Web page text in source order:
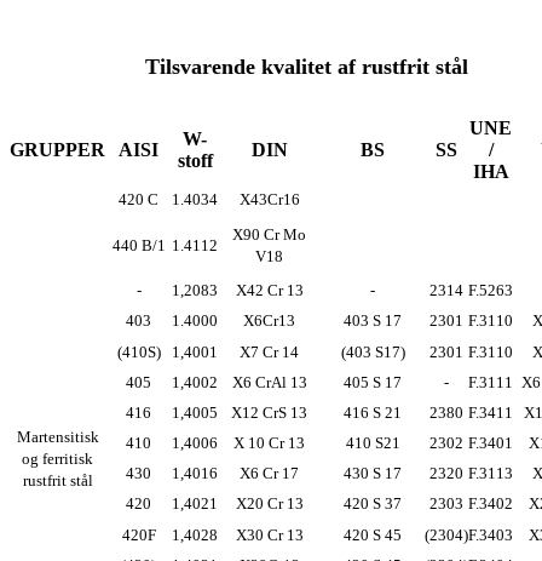
Tilsvarende kvalitet af rustfrit stål
GRUPPER AISI
W-
stoff
DIN BS SS
UNE
/
IHA
Martensitisk
og ferritisk
rustfrit stål
420 C 1.4034 X43Cr16
440 B/1 1.4112
X90 Cr Mo
V18
-
1,2083 X42 Cr 13 - 2314 F.5263
403
1.4000 X6Cr13 403 S 17 2301 F.3110
(410S)
1,4001 X7 Cr 14 (403 S17) 2301 F.3110
405
1,4002 X6 CrAl 13 405 S 17 - F.3111
416
1,4005 X12 CrS 13 416 S 21 2380 F.3411
410
1,4006 X 10 Cr 13 410 S21 2302 F.3401
430
1,4016 X6 Cr 17 430 S 17 2320 F.3113
420
1,4021 X20 Cr 13 420 S 37 2303 F.3402
420F
1,4028 X30 Cr 13 420 S 45 (2304)F.3403